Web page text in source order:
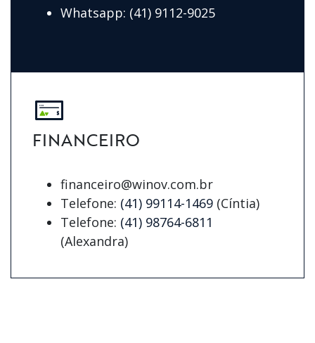
Whatsapp: (41) 9112-9025
FINANCEIRO
financeiro@winov.com.br
Telefone: (41) 99114-1469 (Cíntia)
Telefone: (41) 98764-6811
(Alexandra)